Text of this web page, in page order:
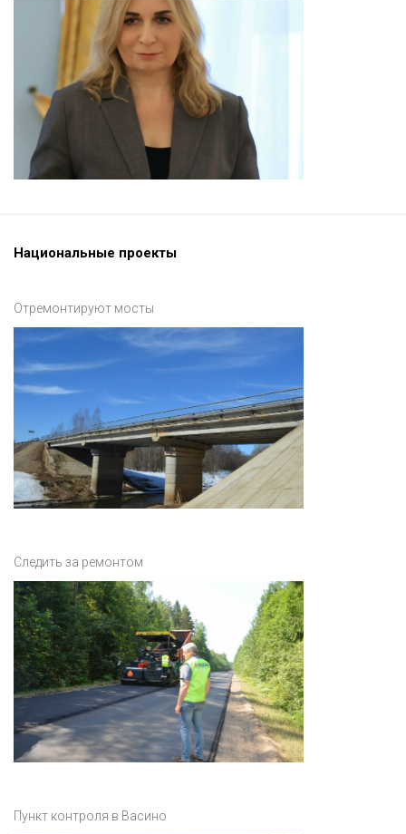
Национальные проекты
Отремонтируют мосты
Следить за ремонтом
Пункт контроля в Васино